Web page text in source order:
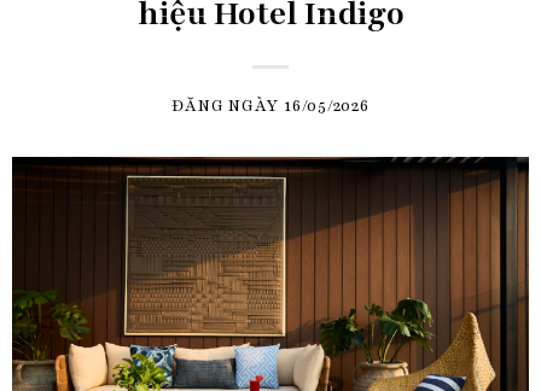
hiệu Hotel Indigo
ĐĂNG NGÀY 16/05/2026